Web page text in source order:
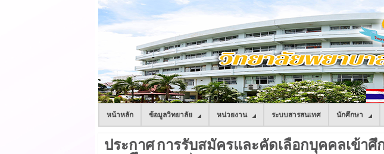
หน้าหลัก ข้อมูลวิทยาลัย หน่วยงาน ระบบสารสนเทศ นักศึกษา
ประกาศ การรับสมัครและคัดเลือกบุคคลเข้าศึก